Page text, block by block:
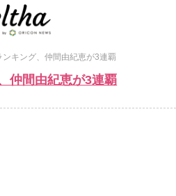
ンキング、仲間由紀恵が3連覇
仲間由紀恵が3連覇